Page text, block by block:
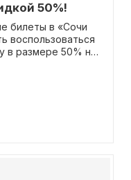
50%!
билеты в «Сочи
воспользоваться
в размере 50% на
Чтобы
ввода
вам лишь